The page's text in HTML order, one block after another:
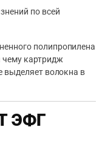
по всей
полипропилена
чему картридж
выделяет волокна в
ЭФГ